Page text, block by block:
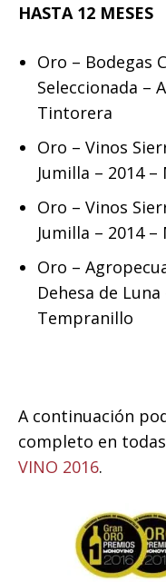
HASTA 12 MESES
Oro – Bodegas
Seleccionada –
Tintorera
Oro – Vinos
Jumilla – 2014
Oro – Vinos
Jumilla – 2014
Oro –
Dehesa de
Tempranillo
A continuación
completo en
VINO 2016.